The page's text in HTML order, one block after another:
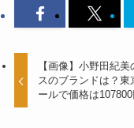
【画像】小野田紀美
スのブランドは？東
ールで価格は107800